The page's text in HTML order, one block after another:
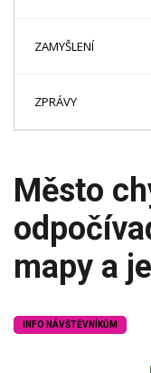
ZAMYŠLENÍ
ZPRÁVY
Město
mapy a
INFO NÁVŠTĚVNÍKŮM